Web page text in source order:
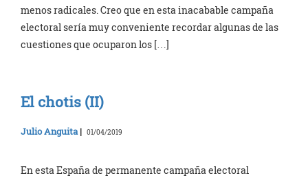
menos radicales. Creo que en esta inacabable campaña
electoral sería muy conveniente recordar algunas de las
cuestiones que ocuparon los […]
El chotis (II)
Julio Anguita | 01/04/2019
En esta España de permanente campaña electoral